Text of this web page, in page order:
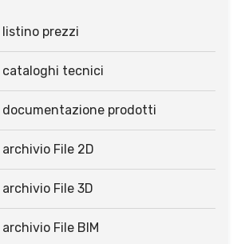
listino prezzi
cataloghi tecnici
documentazione prodotti
File 2D
File 3D
File BIM